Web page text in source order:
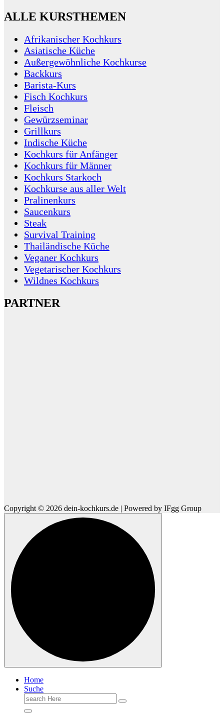
ALLE KURSTHEMEN
Afrikanischer Kochkurs
Asiatische Küche
Außergewöhnliche Kochkurse
Backkurs
Barista-Kurs
Fisch Kochkurs
Fleisch
Gewürzseminar
Grillkurs
Indische Küche
Kochkurs für Anfänger
Kochkurs für Männer
Kochkurs Starkoch
Kochkurse aus aller Welt
Pralinenkurs
Saucenkurs
Steak
Survival Training
Thailändische Küche
Veganer Kochkurs
Vegetarischer Kochkurs
Wildnes Kochkurs
PARTNER
Copyright © 2026 dein-kochkurs.de | Powered by IFgg Group
Home
Suche
Search
for: